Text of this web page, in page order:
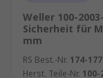
Weller 100-
Sicherheit für
mm
RS Best.-Nr. 174-177
Herst. Teile-Nr. 100-